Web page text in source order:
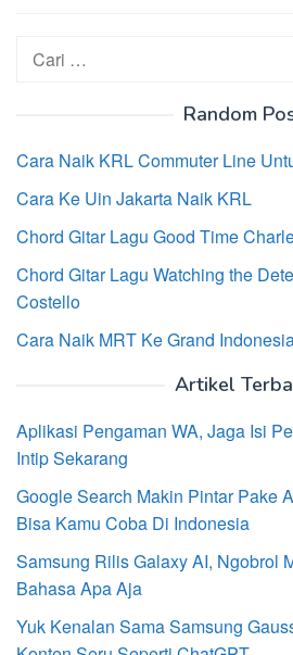
Cari
untuk:
Random
Cara Naik KRL Commuter Line
Cara Ke Uin Jakarta Naik KRL
Chord Gitar Lagu Good Time
Chord Gitar Lagu Watching the
Costello
Cara Naik MRT Ke Grand
Artikel
Aplikasi Pengaman WA, Jaga Isi
Intip Sekarang
Google Search Makin Pintar Pake
Bisa Kamu Coba Di Indonesia
Samsung Rilis Galaxy AI, Ngobrol
Bahasa Apa Aja
Yuk Kenalan Sama Samsung